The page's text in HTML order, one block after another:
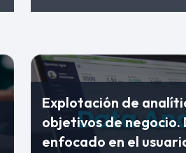
Explotación de
objetivos de negocio.
enfocado en el